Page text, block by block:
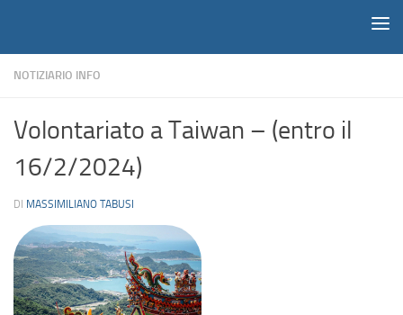
NOTIZIARIO INFO
Volontariato a Taiwan – (entro il
16/2/2024)
DI MASSIMILIANO TABUSI